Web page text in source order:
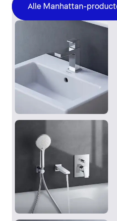
Alle Manhattan-